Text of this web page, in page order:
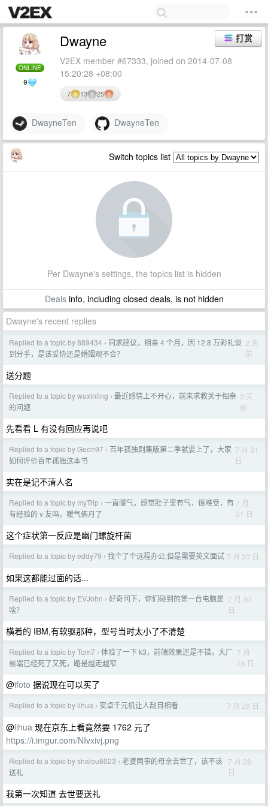
ONLINE
0
打赏
Dwayne
V2EX member #67333, joined on 2014-07-08
15:20:28 +08:00
7 13 25
DwayneTen DwayneTen
Switch topics list
Per Dwayne's settings, the topics list is hidden
Dealsinfo, including closed deals, is not hidden
Dwayne's recent replies
Replied to a topic by 889434 › 同求建议，相亲 4 个月，因 12.8 万彩礼谈
到分手，是该妥协还是婚姻观不合？
2 天
前
送分题
Replied to a topic by wuxinling › 最近感情上不开心，前来求教关于相亲
的问题
3 天
前
先看看 L 有没有回应再说吧
Replied to a topic by Geon97 › 百年孤独剧集版第二季就要上了，大家
如何评价百年孤独这本书
7 月 31
日
实在是记不清人名
Replied to a topic by myTrip › 一直嗳气，感觉肚子里有气，很难受，有
有经验的 v 友吗，嗳气俩月了
7 月
31 日
这个症状第一反应是幽门螺旋杆菌
Replied to a topic by eddy79 › 找个了个远程办公,但是需要英文面试 7 月 30 日
如果这都能过面的话...
Replied to a topic by EVJohn › 好奇问下，你们碰到的第一台电脑是
啥？
7 月 30
日
横着的 IBM,有软驱那种，型号当时太小了不清楚
Replied to a topic by Tom7 › 体验了一下 k3，前端效果还是不错，大厂
前端已经死了又死，路是越走越窄
7 月
28 日
@ifoto 据说现在可以买了
Replied to a topic by lihua › 安卓千元机让人刮目相看 7 月 28 日
@lihua 现在京东上看竟然要 1762 元了
https://i.imgur.com/NIvxivj.png
Replied to a topic by shalou8023 › 老婆同事的母亲去世了，该不该
送礼
7 月 28
日
我第一次知道 去世要送礼